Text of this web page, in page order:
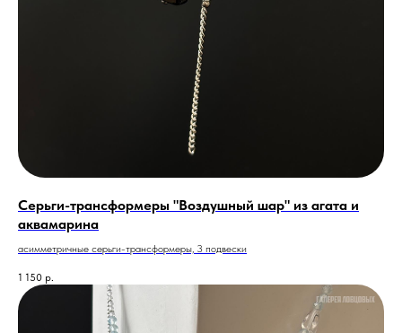
Серьги-трансформеры "Воздушный шар" из агата и
аквамарина
асимметричные серьги-трансформеры, 3 подвески
1 150 р.